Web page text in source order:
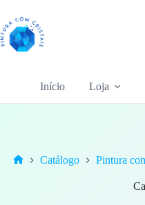
para
o
conteúdo
Início
Loja
Catálogo Pintura